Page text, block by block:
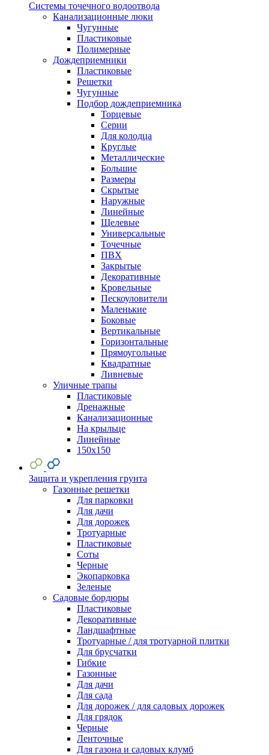
Системы точечного водоотвода
Канализационные люки
Чугунные
Пластиковые
Полимерные
Дождеприемники
Пластиковые
Решетки
Чугунные
Подбор дождеприемника
Торцевые
Серии
Для колодца
Круглые
Металлические
Большие
Размеры
Скрытые
Наружные
Линейные
Щелевые
Универсальные
Точечные
ПВХ
Закрытые
Декоративные
Кровельные
Пескоуловители
Маленькие
Боковые
Вертикальные
Горизонтальные
Прямоугольные
Квадратные
Ливневые
Уличные трапы
Пластиковые
Дренажные
Канализационные
На крыльце
Линейные
150х150
Защита и укрепления грунта
Газонные решетки
Для парковки
Для дачи
Для дорожек
Тротуарные
Пластиковые
Соты
Черные
Экопарковка
Зеленые
Садовые бордюры
Пластиковые
Декоративные
Ландшафтные
Тротуарные / для тротуарной плитки
Для брусчатки
Гибкие
Газонные
Для дачи
Для сада
Для дорожек / для садовых дорожек
Для грядок
Черные
Ленточные
Для газона и садовых клумб